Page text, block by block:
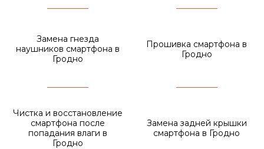
Замена гнезда
наушников смартфона в
Гродно
Прошивка смартфона в
Гродно
Чистка и восстановление
смартфона после
попадания влаги в
Гродно
Замена задней крышки
смартфона в Гродно